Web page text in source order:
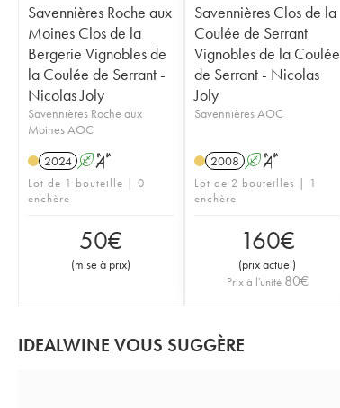
Savennières Roche aux
Moines Clos de la
Bergerie Vignobles de
la Coulée de Serrant -
Nicolas Joly
Savennières Roche aux
Moines AOC
2024 A S
Lot de 1 bouteille | 0
enchère
50€
(mise à prix)
Savennières Clos de la
Coulée de Serrant
Vignobles de la Coulée
de Serrant - Nicolas
Joly
Savennières AOC
2008 A S
Lot de 2 bouteilles | 1
enchère
160€
(prix actuel)
Prix à l'unité 80€
IDEALWINE VOUS SUGGÈRE